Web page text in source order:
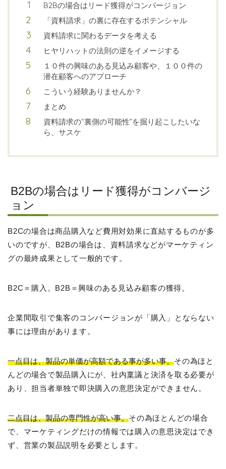
B2Bの場合はリード獲得がコンバージョン
「資料請求」の裏に存在するポテンシャル
資料請求に関わるデータを考える
ヒヤリハットの法則の逆をイメージする
１０件の興味のある見込み顧客や、１００件の
潜在顧客へのアプローチ
こういう経験ありませんか？
まとめ
資料請求の“裏側の可能性”を掘り起こしたいな
ら、サスケ
B2Bの場合はリード獲得がコンバージ
ョン
B2Cの場合は商品購入など費用対効果に直結するものが多
いのですが、B2Bの場合は、資料請求などがマーケティン
グの最終成果として一般的です。
B2C＝購入。B2B＝興味のある見込み顧客の獲得。
企業間取引で集客のコンバージョンが「購入」とならない
事には理由があります。
一点目は、製品の単価が高額である事が多い事。その為ほと
んどの場合で製品購入にが、社内稟議と決済を取る必要が
あり、担当者単独で即決購入の意思決定ができません。
二点目は、製品の専門性が高い事。その為ほとんどの場合
で、マーケティングだけの情報では購入の意思決定はでき
ず、営業の製品説明を必要とします。